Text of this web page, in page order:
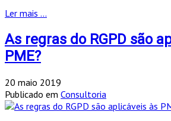
Ler mais ...
As regras do RGPD são
PME?
20 maio 2019
Publicado em Consultoria